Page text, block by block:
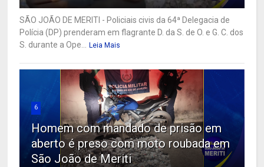
SÃO JOÃO DE MERITI - Policiais civis da 64ª Delegacia de
Polícia (DP) prenderam em flagrante D. da S. de O. e G. C. dos
S. durante a Ope... Leia Mais
6
Homem com mandado de prisão em
aberto é preso com moto roubada em
São João de Meriti